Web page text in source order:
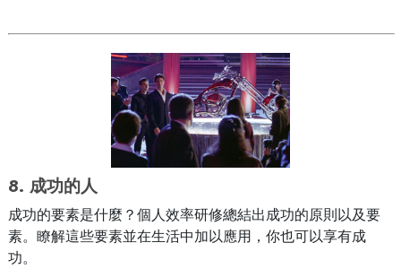
8. 成功的人
成功的要素是什麼？個人效率研修總結出成功的原則以及要
素。瞭解這些要素並在生活中加以應用，你也可以享有成
功。